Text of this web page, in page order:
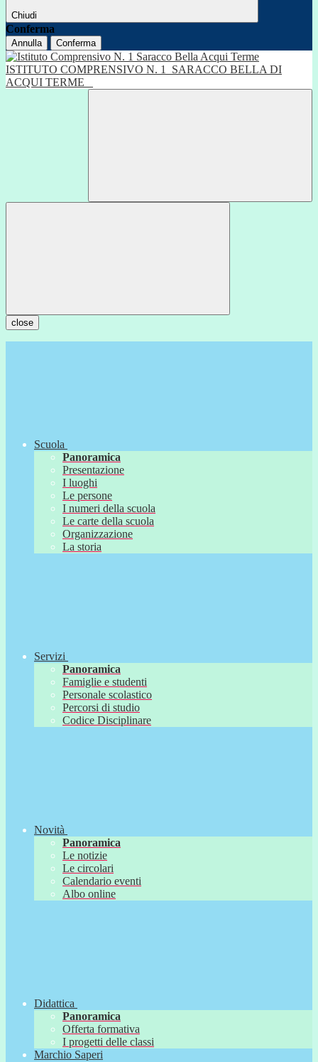
Chiudi
Conferma
Annulla Conferma
ISTITUTO COMPRENSIVO N. 1
SARACCO BELLA DI
ACQUI TERME
close
Scuola
Panoramica
Presentazione
I luoghi
Le persone
I numeri della scuola
Le carte della scuola
Organizzazione
La storia
Servizi
Panoramica
Famiglie e studenti
Personale scolastico
Percorsi di studio
Codice Disciplinare
Novità
Panoramica
Le notizie
Le circolari
Calendario eventi
Albo online
Didattica
Panoramica
Offerta formativa
I progetti delle classi
Marchio Saperi